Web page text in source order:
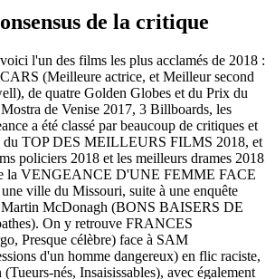
de la critique
l'un des films les plus acclamés de 2018 :
(Meilleure actrice, et Meilleur second
de quatre Golden Globes et du Prix du
de Venise 2017, 3 Billboards, les
a été classé par beaucoup de critiques et
du TOP DES MEILLEURS FILMS 2018, et
policiers 2018 et les meilleurs drames 2018
la VENGEANCE D'UNE FEMME FACE
ville du Missouri, suite à une enquête
Martin McDonagh (BONS BAISERS DE
On y retrouve FRANCES
Presque célèbre) face à SAM
d'un homme dangereux) en flic raciste,
nés, Insaisissables), avec également